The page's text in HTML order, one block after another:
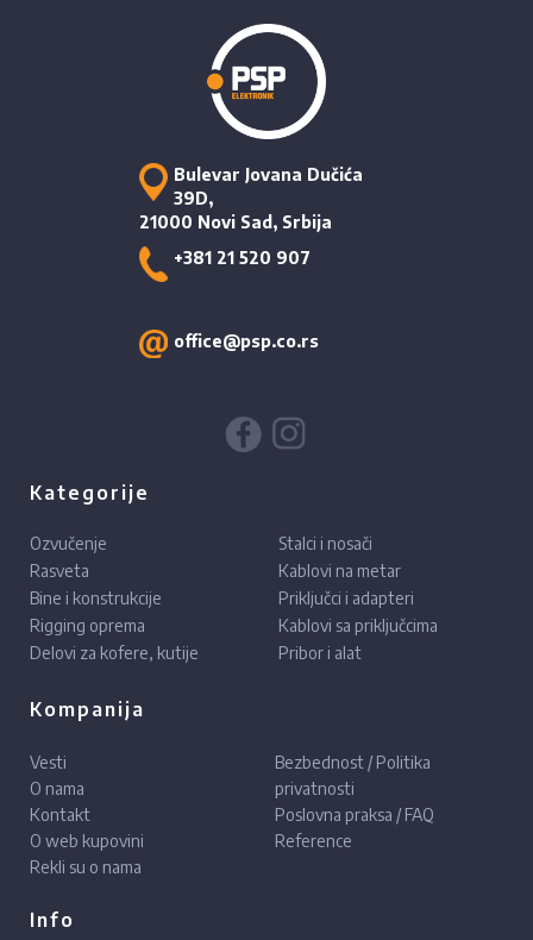
Bulevar Jovana Dučića
39D,
21000 Novi Sad, Srbija
+381 21 520 907
office@psp.co.rs
Kategorije
Ozvučenje
Rasveta
Bine i konstrukcije
Rigging oprema
Delovi za kofere, kutije
Stalci i nosači
Kablovi na metar
Priključci i adapteri
Kablovi sa priključcima
Pribor i alat
Kompanija
Vesti
O nama
Kontakt
O web kupovini
Rekli su o nama
Bezbednost / Politika
privatnosti
Poslovna praksa / FAQ
Reference
Info